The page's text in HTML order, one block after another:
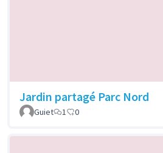
Jardin partagé Parc Nord
Guiet
1 0